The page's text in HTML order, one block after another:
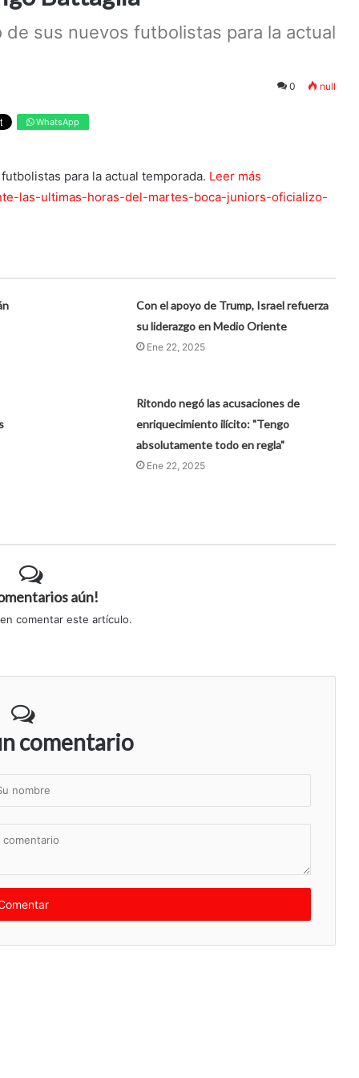
sus nuevos futbolistas para la actual
0 null
WhatsApp
para la actual temporada. Leer más
las-ultimas-horas-del-martes-boca-juniors-oficializo-
Con el apoyo de Trump, Israel refuerza
su liderazgo en Medio Oriente
Ene 22, 2025
Ritondo negó las acusaciones de
enriquecimiento ilícito: "Tengo
absolutamente todo en regla"
Ene 22, 2025
aún!
comentar este artículo.
comentario